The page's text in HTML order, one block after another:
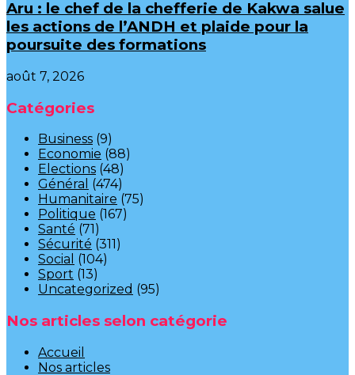
Aru : le chef de la chefferie de Kakwa salue
les actions de l’ANDH et plaide pour la
poursuite des formations
août 7, 2026
Catégories
Business (9)
Economie (88)
Elections (48)
Général (474)
Humanitaire (75)
Politique (167)
Santé (71)
Sécurité (311)
Social (104)
Sport (13)
Uncategorized (95)
Nos articles selon catégorie
Accueil
Nos articles